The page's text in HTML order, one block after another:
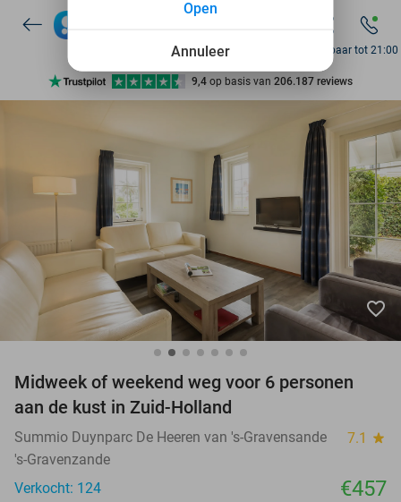
10+ miljoen leden
9,4 op basis van 206.187 reviews
Ontdek 15.000+ deals
10+ miljoen leden
Bereikbaar tot 21:00
favorite_border
Midweek of weekend weg voor 6 personen
aan de kust in Zuid-Holland
Summio Duynparc De Heeren van 's-Gravensande 7.1 star
's-Gravenzande
Verkocht: 124
€457
Annuleer
Open